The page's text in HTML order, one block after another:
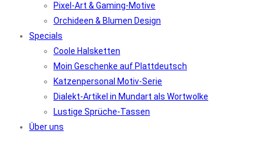
Pixel-Art & Gaming-Motive
Orchideen & Blumen Design
Specials
Coole Halsketten
Moin Geschenke auf Plattdeutsch
Katzenpersonal Motiv-Serie
Dialekt-Artikel in Mundart als Wortwolke
Lustige Sprüche-Tassen
Über uns